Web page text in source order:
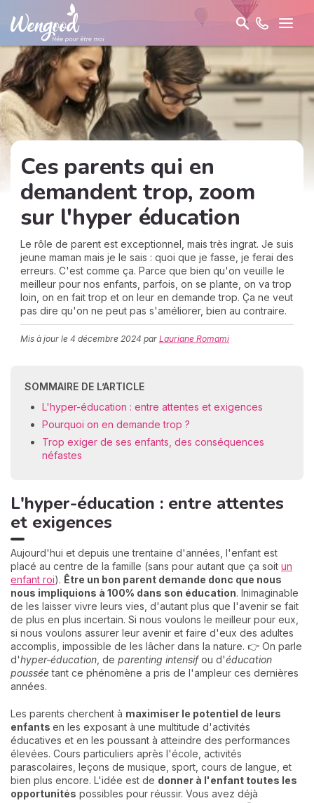
Ces parents qui en
demandent trop, zoom
sur l'hyper éducation
Le rôle de parent est exceptionnel, mais très ingrat. Je suis
jeune maman mais je le sais : quoi que je fasse, je ferai des
erreurs. C'est comme ça. Parce que bien qu'on veuille le
meilleur pour nos enfants, parfois, on se plante, on va trop
loin, on en fait trop et on leur en demande trop. Ça ne veut
pas dire qu'on ne peut pas s'améliorer, bien au contraire.
Mis à jour le 4 décembre 2024 par Lauriane Romami
SOMMAIRE DE L’ARTICLE
L'hyper-éducation : entre attentes et exigences
Pourquoi on en demande trop ?
Trop exiger de ses enfants, des conséquences
néfastes
L'hyper-éducation : entre attentes
et exigences
Aujourd'hui et depuis une trentaine d'années, l'enfant est
placé au centre de la famille (sans pour autant que ça soit un
enfant roi). Être un bon parent demande donc que nous
nous impliquions à 100% dans son éducation. Inimaginable
de les laisser vivre leurs vies, d'autant plus que l'avenir se fait
de plus en plus incertain. Si nous voulons le meilleur pour eux,
si nous voulons assurer leur avenir et faire d'eux des adultes
accomplis, impossible de les lâcher dans la nature. 👉 On parle
d'hyper-éducation , de parenting intensifou d'éducation
pousséetant ce phénomène a pris de l'ampleur ces dernières
années.
Les parents cherchent à maximiser le potentiel de leurs
enfants en les exposant à une multitude d'activités
éducatives et en les poussant à atteindre des performances
élevées. Cours particuliers après l'école, activités
parascolaires, leçons de musique, sport, cours de langue, et
bien plus encore. L'idée est de donner à l'enfant toutes les
opportunités possibles pour réussir. Vous avez déjà